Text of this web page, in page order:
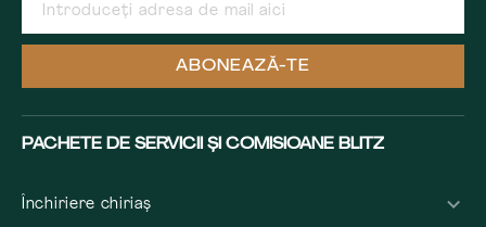
ABONEAZĂ-TE
PACHETE DE SERVICII ȘI COMISIOANE BLITZ
Închiriere chiriaș